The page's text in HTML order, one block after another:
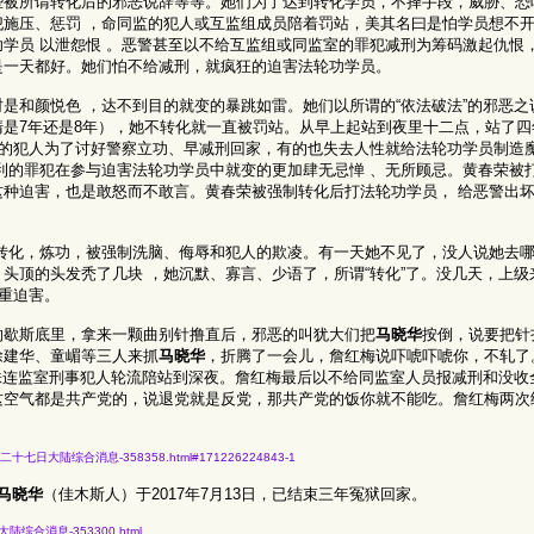
、惩罚 ，命同监的犯人或互监组成员陪着罚站，美其名曰是怕学员想不
员 以泄怨恨 。恶警甚至以不给互监组或同监室的罪犯减刑为筹码激起仇恨
天都好。她们怕不给减刑，就疯狂的迫害法轮功学员。
和颜悦色 ，达不到目的就变的暴跳如雷。她们以所谓的“依法破法”的邪恶
7年还是8年），她不转化就一直被罚站。从早上起站到夜里十二点，站了
犯人为了讨好警察立功、早减刑回家，有的也失去人性就给法轮功学员制造
罪犯在参与迫害法轮功学员中就变的更加肆无忌惮 、无所顾忌。黄春荣被
迫害，也是敢怒而不敢言。黄春荣被强制转化后打法轮功学员， 给恶警出
，炼功，被强制洗脑、侮辱和犯人的欺凌。有一天她不见了，没人说她去
顶的头发秃了几块 ，她沉默、寡言、少语了，所谓“转化”了。没几天，上
迫害。
斯底里，拿来一颗曲别针撸直后，邪恶的叫犹大们把马晓华按倒，说要把针
华、童嵋等三人来抓马晓华，折腾了一会儿，詹红梅说吓唬吓唬你，不轧了
监室刑事犯人轮流陪站到深夜。詹红梅最后以不给同监室人员报减刑和没
气都是共产党的，说退党就是反党，那共产党的饭你就不能吃。詹红梅两
十七日大陆综合消息-358358.html#171226224843-1
晓华（佳木斯人）于2017年7月13日，已结束三年冤狱回家。
陆综合消息-353300.html